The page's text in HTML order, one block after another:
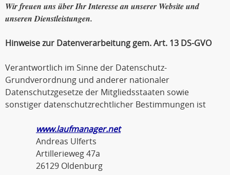
Wir freuen uns über Ihr Interesse an unserer Website und
unseren Dienstleistungen.
Hinweise zur Datenverarbeitung gem. Art. 13 DS-GVO
Verantwortlich im Sinne der Datenschutz-
Grundverordnung und anderer nationaler
Datenschutzgesetze der Mitgliedsstaaten sowie
sonstiger datenschutzrechtlicher Bestimmungen ist
www.laufmanager.net
Andreas Ulferts
Artillerieweg 47a
26129 Oldenburg